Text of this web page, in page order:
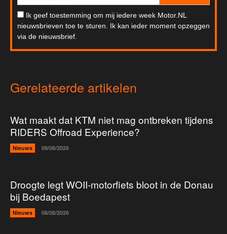
Ik geef toestemming om mij iedere week Motor.NL
nieuwsbrieven toe te sturen. Ik kan ieder moment opzeggen
via de nieuwsbrief.
Gerelateerde artikelen
Wat maakt dat KTM niet mag ontbreken tijdens
RIDERS Offroad Experience?
Nieuws 09/08/2026
Droogte legt WOII-motorfiets bloot in de Donau
bij Boedapest
Nieuws 08/08/2026